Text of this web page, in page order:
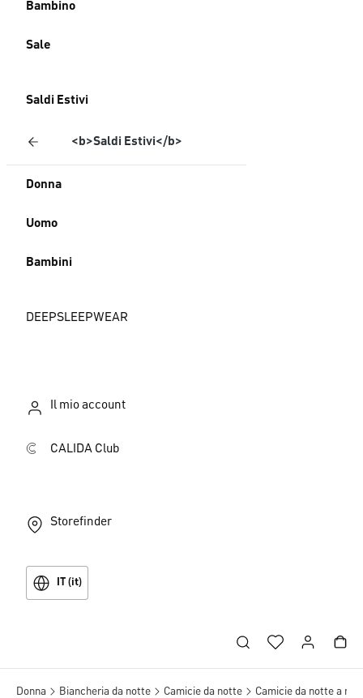
Bambino
Sale
Saldi Estivi
<b>Saldi Estivi</b>
Donna
Uomo
Bambini
DEEPSLEEPWEAR
Il mio account
CALIDA Club
Storefinder
IT (it)
Donna Biancheria da notte Camicie da notte Camicie da notte a